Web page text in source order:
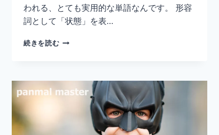
われる、とても実用的な単語なんです。 形容
詞として「状態」を表…
続きを読む韓
숙
하